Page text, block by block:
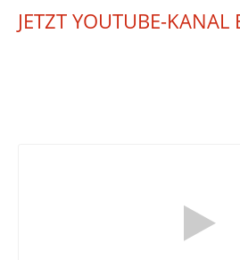
JETZT YOUTUBE-KANAL